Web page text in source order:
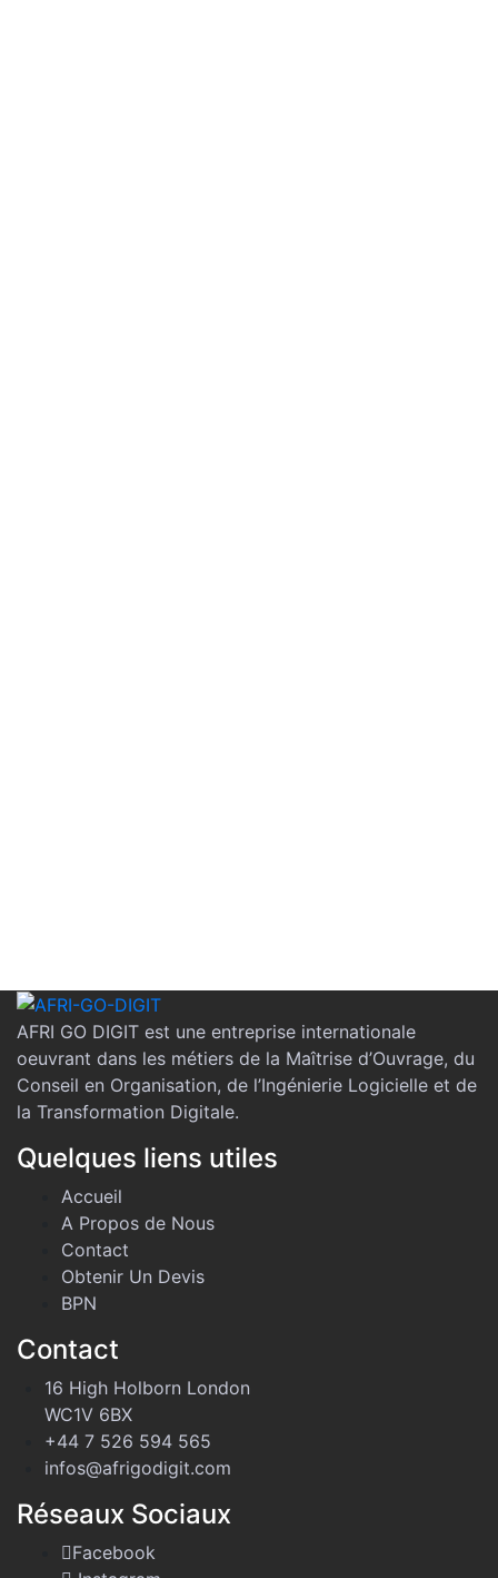
AFRI GO DIGIT est une entreprise internationale
oeuvrant dans les métiers de la Maîtrise d’Ouvrage, du
Conseil en Organisation, de l’Ingénierie Logicielle et de
la Transformation Digitale.
Quelques liens utiles
Accueil
A Propos de Nous
Contact
Obtenir Un Devis
BPN
Contact
16 High Holborn London
WC1V 6BX
+44 7 526 594 565
infos@afrigodigit.com
Réseaux Sociaux
Facebook